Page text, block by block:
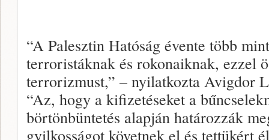
“A Palesztin Hatóság évente több
terroristáknak és rokonaiknak, ezzel
terrorizmust,” – nyilatkozta Avigdor
“Az, hogy a kifizetéseket a
börtönbüntetés alapján határozzák
gyilkosságot követnek el és tettükért